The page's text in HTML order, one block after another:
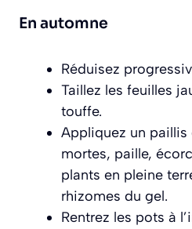
En automne
Réduisez
Taillez les feuilles
touffe.
Appliquez un paillis
mortes, paille,
plants en pleine
rhizomes du gel.
Rentrez les pots à